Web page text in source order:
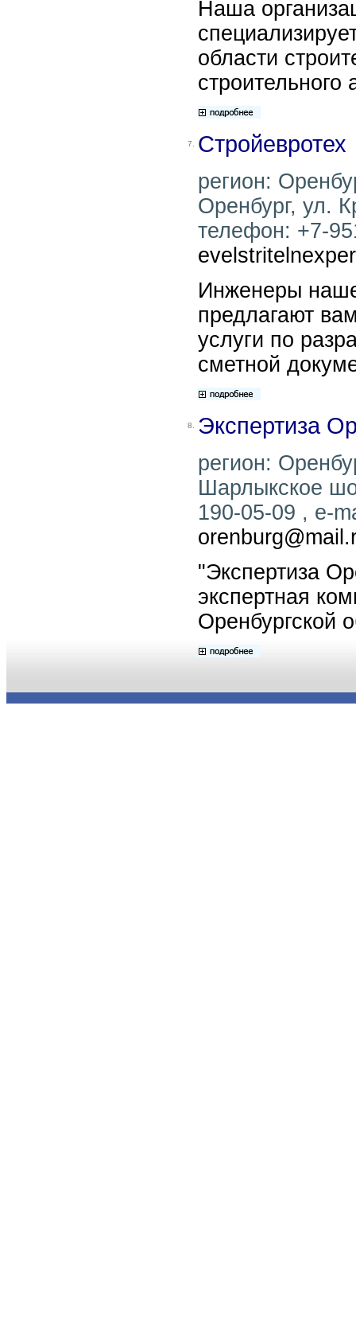
Наша
области
строительного
7. Стройевротех
регион:
Оренбург, ул.
телефон: +7-
Инженеры
предлагают
услуги по
сметной
8. Экспертиза
регион:
Шарлыкское
190-05-09 , e-
"Экспертиза
экспертная
Оренбургской